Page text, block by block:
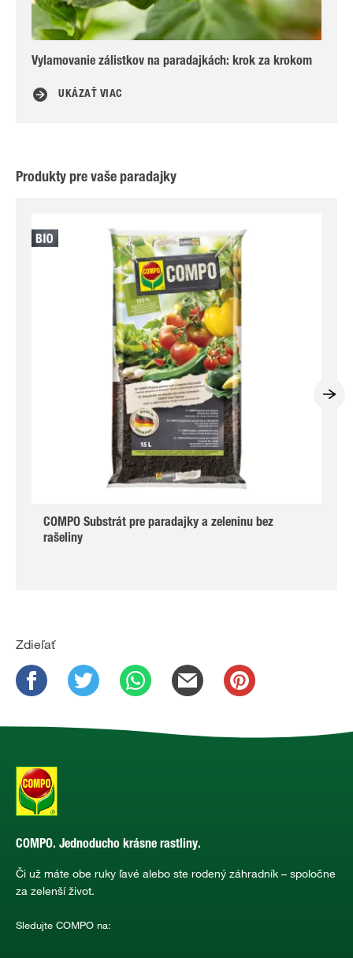
Vylamovanie zálistkov na paradajkách: krok za krokom
UKÁZAŤ VIAC
Produkty pre vaše paradajky
COMPO Substrát pre paradajky a zeleninu bez
rašeliny
Zdieľať
COMPO. Jednoducho krásne rastliny.
Či už máte obe ruky ľavé alebo ste rodený záhradník – spoločne
za zelenší život.
Sledujte COMPO na: